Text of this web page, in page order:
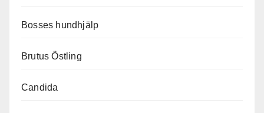
Bosses hundhjälp
Brutus Östling
Candida